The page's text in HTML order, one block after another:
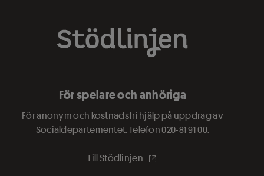
För spelare och anhöriga
För anonym och kostnadsfri hjälp på uppdrag av
Socialdepartementet. Telefon020-81 91 00.
Till Stödlinjen